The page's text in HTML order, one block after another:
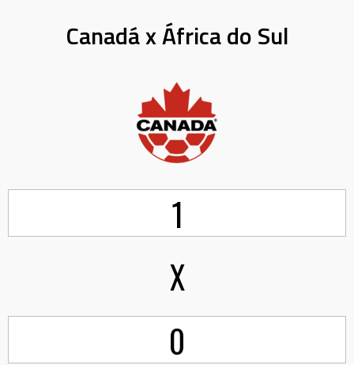
Canadá x África do Sul
1
X
0